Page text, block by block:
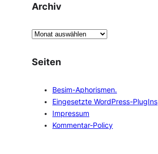
Archiv
A
c
Seiten
Besim-Aphorismen.
Eingesetzte WordPress-PlugIns
Impressum
Kommentar-Policy